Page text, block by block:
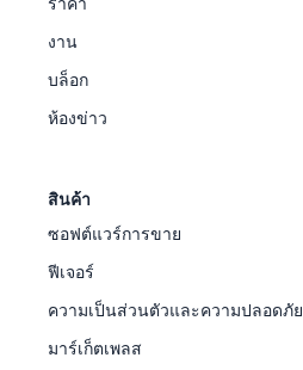
งาน
บล็อก
ห้องข่าว
สินค้า
ซอฟต์แวร์การขาย
ฟีเจอร์
ความเป็นส่วนตัวและความปลอดภัย
มาร์เก็ตเพลส